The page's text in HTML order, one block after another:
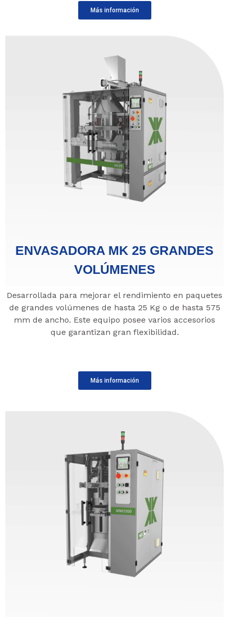
Más información
ENVASADORA MK 25 GRANDES
VOLÚMENES
Desarrollada para mejorar el rendimiento en paquetes
de grandes volúmenes de hasta 25 Kg o de hasta 575
mm de ancho. Este equipo posee varios accesorios
que garantizan gran flexibilidad.
Más información